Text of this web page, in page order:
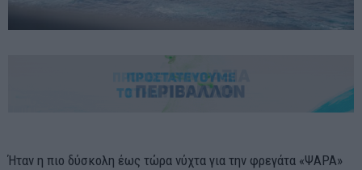
Ήταν η πιο δύσκολη έως τώρα νύχτα για την φρεγάτα «ΨΑΡΑ»